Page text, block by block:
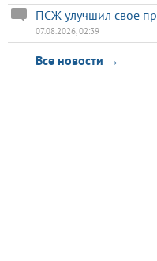
ПСЖ улучшил свое
07.08.2026, 02:39
Все новости →